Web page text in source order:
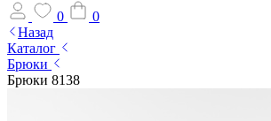
0
0
Назад
Каталог
Брюки
Брюки 8138